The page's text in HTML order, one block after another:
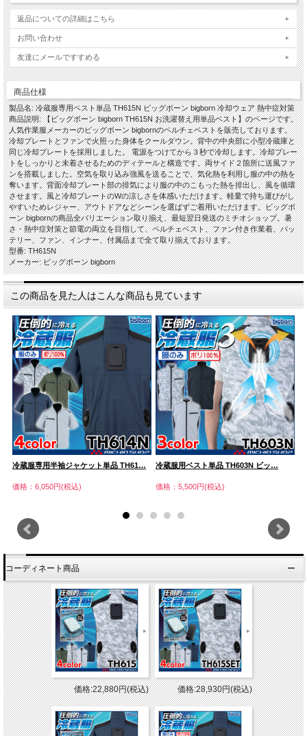
返品についての詳細はこちら
お問い合わせ
友達にメールですすめる
商品仕様
製品名: 冷蔵服専用ベスト単品 TH615N ビッグボーン bigborn 冷却ウェア 熱中症対策
商品説明: 【ビッグボーン bigborn TH615N お洗濯替え用単品ベスト】のページです。
人気作業服メーカーのビッグボーン bigbornのペルチェベストを販売しております。
冷却プレートとファンで火照った身体をクールダウン。背中の中央部に小型冷蔵庫と
同じ冷却プレートを採用しました。 電源をつけてから３秒で冷却します。冷却プレー
トをしっかりと未着させるためのディテールと構造です。両サイド２箇所に送風ファ
ンを搭載しました。空気を取り込み強風を送ることで、気化熱を利用し服の中の熱を
奪います。背面冷却プレート部の排気により服の中のこもった熱を排出し、風を循環
させます。風と冷却プレートのWの涼しさを体感いただけます。軽量で持ち運びがし
やすいためレジャー、アウトドアなどシーンを選ばずご着用いただけます。ビッグボ
ーン bigbornの商品全バリエーション取り揃え、最短翌日発送のミチオショップ。暑
さ・熱中症対策と節電の両立を目指して、ペルチェベスト、ファン付き作業着、バッ
テリー、ファン、インナー、付属品まで全て取り揃えております。
型番: TH615N
メーカー: ビッグボーン bigborn
この商品を見た人はこんな商品も見ています
冷蔵服専用半袖ジャケット単品 TH61…
価格：6,050円(税込)
冷蔵服用ベスト単品 TH603N ビッ…
価格：5,500円(税込)
コーディネート商品
価格:22,880円(税込) 価格:28,930円(税込)